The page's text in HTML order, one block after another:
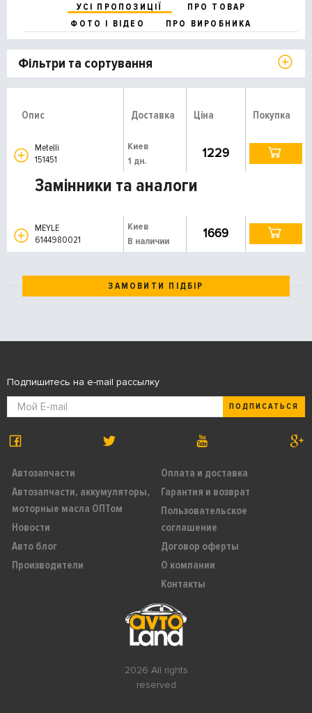
УСІ ПРОПОЗИЦІЇ
ПРО ТОВАР
ФОТО І ВІДЕО
ПРО ВИРОБНИКА
Фільтри та сортування
Опис Доставка Ціна Покупка
Metelli
151451
Киев
1 дн.
1229
Замінники та аналоги
MEYLE
6144980021
Киев
В наличии
1669
ЗАМОВИТИ ПІДБІР
2026 All rights
reserved
Автозапчасти
Автозапчасти, аккумуляторы,
моторные масла ОПТом
Новости
Авто блог
Производители
Оплата и доставка
Гарантия и возврат
Пользовательское
соглашение
Договор оферты
О компании
Контакты
Подпишитесь на e-mail рассылку
ПОДПИСАТЬСЯ